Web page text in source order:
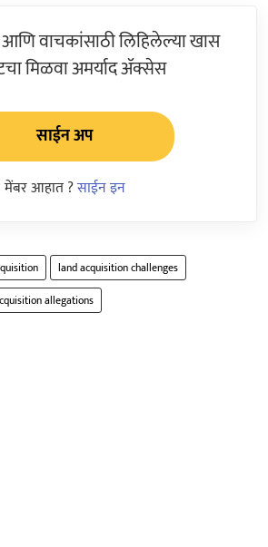
वाचकांसाठी लिहिलेल्या खास
मिळवा अमर्याद ॲक्सेस
साईन अप
मेंबर आहात ?साईन इन
land acquisition challenges
allegations